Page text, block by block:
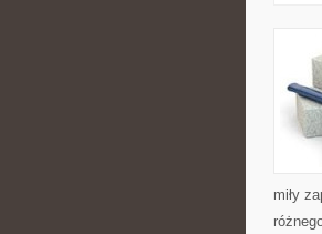
miły